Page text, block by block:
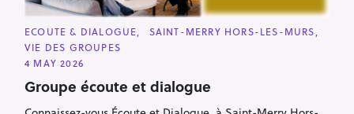
C
A
T
E
O
R
ECOUTE & DIALOGUE
SAINT-MERRY HORS-LES-MURS
VIE DES GROUPES
4 MAY 2026
Groupe écoute et dialogue